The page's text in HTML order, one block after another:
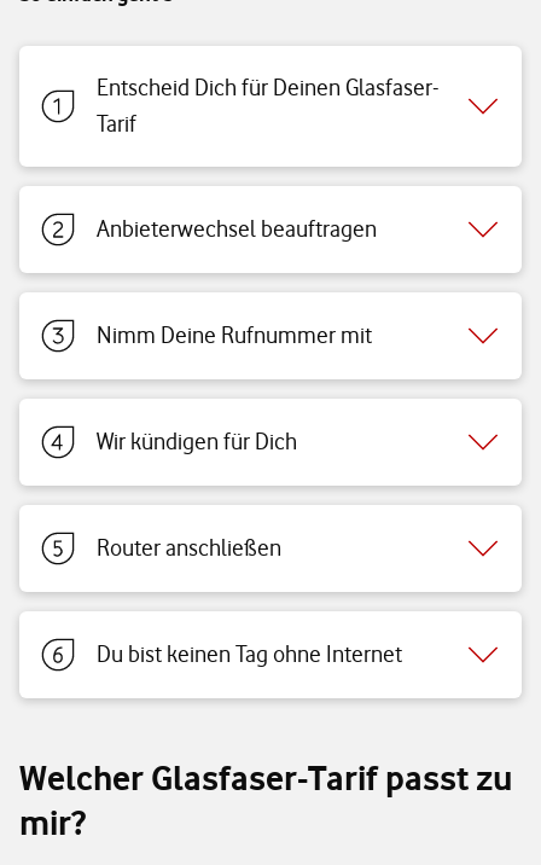
Entscheid Dich für Deinen Glasfaser-
Tarif
Anbieterwechsel beauftragen
Nimm Deine Rufnummer mit
Wir kündigen für Dich
Router anschließen
Du bist keinen Tag ohne Internet
Welcher Glasfaser-Tarif passt zu
mir?